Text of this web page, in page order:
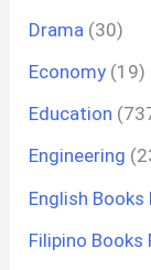
Drama (30)
Economy (19)
Education
Engineering
English Books
Filipino Books